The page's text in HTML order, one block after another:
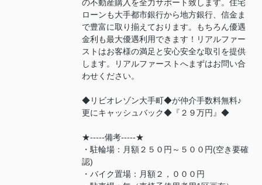
の不動産購入を全力サポート致します。住宅
ローンも大手都市銀行から地方銀行、信金ま
で豊富に取り揃えております。もちろん優遇
金利も最大優遇利用できます！リアルファー
ストはお客様の満足と安心安全な取引を提供
します。リアルファーストへまずはお問い合
わせください。
◆リビオレゾン大手町◆が仲介手数料無料♪
更にキャッシュバック◆『２９万円』◆
★-----備考-----★
・駐輪場：月額２５０円～５００円(空き要確
認)
・バイク置場：月額２，０００円